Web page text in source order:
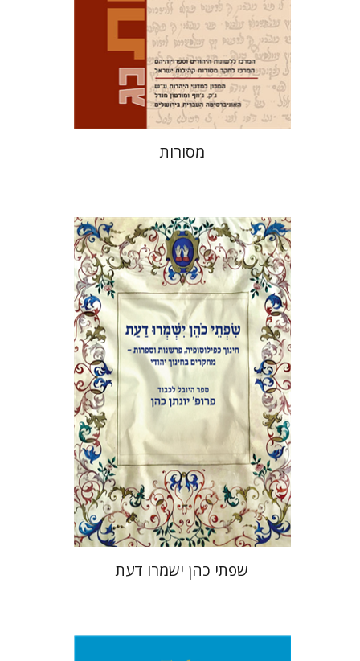
הנחת אתר ספר מודפס
$35
$32
מסורות
אלי הולצר אבינועם רוזנק
הנחת אתר ספר מודפס
$46
$41
שפתי כהן ישמרו דעת